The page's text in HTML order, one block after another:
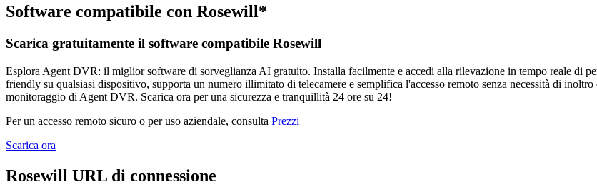
Software compatibile con Rosewill*
Scarica gratuitamente il software compatibile Rosewill
Esplora Agent DVR: il miglior software di sorveglianza AI gratuito. Installa facilmente e accedi alla rilevazione in tempo reale di
friendly su qualsiasi dispositivo, supporta un numero illimitato di telecamere e semplifica l'accesso remoto senza necessità di
monitoraggio di Agent DVR. Scarica ora per una sicurezza e tranquillità 24 ore su 24!
Per un accesso remoto sicuro o per uso aziendale, consulta Prezzi
Scarica ora
Rosewill URL di connessione